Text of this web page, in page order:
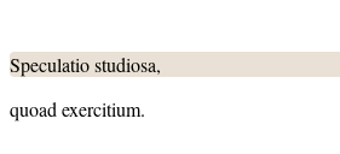
Speculatio studiosa,
quoad exercitium.